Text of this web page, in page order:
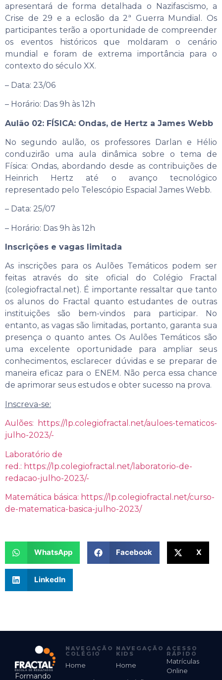
apresentará de forma detalhada o Nazifascismo, a
Crise de 29 e a eclosão da 2ª Guerra Mundial. Os
participantes terão a oportunidade de compreender
os eventos históricos que moldaram o cenário
mundial e foram de extrema importância para o
contexto do século XX.
– Data: 23/06
– Horário: Das 9h às 12h
Aulão 02: FÍSICA: Ondas, de Hertz a James Webb
No segundo aulão, os professores Darlan e Hélio
conduzirão uma aula dinâmica sobre o tema de
Física: Ondas, abordando desde as contribuições de
Heinrich Hertz até o avanço tecnológico
representado pelo Telescópio Espacial James Webb.
– Data: 25/07
– Horário: Das 9h às 12h
Inscrições e vagas limitada
As inscrições para os Aulões Temáticos podem ser
feitas através do site oficial do Colégio Fractal
(colegiofractal.net). É importante ressaltar que tanto
os alunos do Fractal quanto estudantes de outras
instituições são bem-vindos para participar. No
entanto, as vagas são limitadas, portanto, garanta sua
presença o quanto antes. Os Aulões Temáticos são
uma excelente oportunidade para ampliar seus
conhecimentos, esclarecer dúvidas e se preparar de
maneira eficaz para o ENEM. Não perca essa chance
de aprimorar seus estudos e obter sucesso na prova.
Inscreva-se:
Aulões: https://lp.colegiofractal.net/auloes-tematicos-
julho-2023/-
Laboratório de
red.: https://lp.colegiofractal.net/laboratorio-de-
redacao-julho-2023/-
Matemática básica: https://lp.colegiofractal.net/curso-
de-matematica-basica-julho-2023/
WhatsApp Facebook X
LinkedIn
Formando
NAVEGAÇÃO
COLÉGIO
Home
NAVEGAÇÃO
KIDS
Home
ACESSO
RÁPIDO
Matrículas
Online